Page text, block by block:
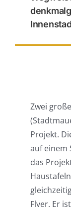
Zwei
Projekt.
auf einem
das
Flyer. Er